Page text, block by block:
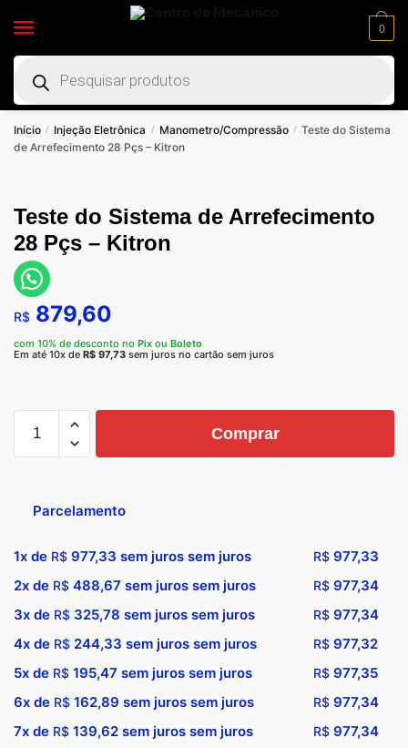
0
Início / Injeção Eletrônica / Manometro/Compressão / Teste do Sistema
de Arrefecimento 28 Pçs – Kitron
Teste do Sistema de Arrefecimento
28 Pçs – Kitron
R$ 879,60
com 10% de desconto no Pix ou Boleto
Em até 10x de R$ 97,73 sem juros no cartão sem juros
Comprar
Parcelamento
1x de R$ 977,33 sem juros sem juros R$ 977,33
2x de R$ 488,67 sem juros sem juros R$ 977,34
3x de R$ 325,78 sem juros sem juros R$ 977,34
4x de R$ 244,33 sem juros sem juros R$ 977,32
5x de R$ 195,47 sem juros sem juros R$ 977,35
6x de R$ 162,89 sem juros sem juros R$ 977,34
7x de R$ 139,62 sem juros sem juros R$ 977,34